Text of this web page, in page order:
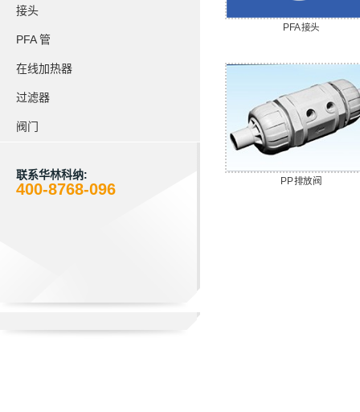
接头
PFA 管
在线加热器
过滤器
阀门
联系华林科纳:
400-8768-096
PFA接头
PP排放阀